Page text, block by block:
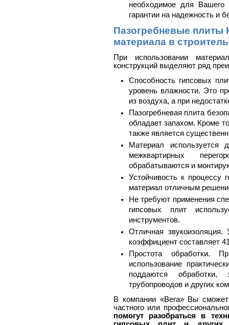
необходимое для Вашего
гарантии на надежность и
Пазогребневые плиты
материала в
При использовании
конструкций выделяют ряд
Способность гипсовых
уровень влажности. Это
из воздуха, а при
Пазогребневая плита
обладает запахом. Кроме
также является
Материал
межквартирных
обрабатываются и
Устойчивость к процессу
материал отличным
Не требуют применения
гипсовых плит
инструментов.
Отличная звукоизоляция.
коэффициент составляет
Простота обработки.
использование
поддаются
трубопроводов и других
В компании «Вега» Вы
частного или
помогут разобраться в